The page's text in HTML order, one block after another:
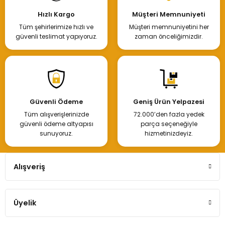
Hızlı Kargo
Tüm şehirlerimize hızlı ve
güvenli teslimat yapıyoruz.
Müşteri Memnuniyeti
Müşteri memnuniyetini her
zaman önceliğimizdir.
Güvenli Ödeme
Tüm alışverişlerinizde
güvenli ödeme altyapısı
sunuyoruz.
Geniş Ürün Yelpazesi
72.000’den fazla yedek
parça seçeneğiyle
hizmetinizdeyiz.
Alışveriş
Üyelik